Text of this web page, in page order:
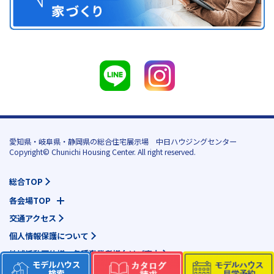
モデルハウス
愛知県・岐阜県・静岡県の総合住宅展示場 中日ハウジングセンター
Copyright© Chunichi Housing Center. All right reserved.
総合TOP
各会場TOP
交通アクセス
個人情報保護について
地域活動団体様・各種事業者様向けご案内